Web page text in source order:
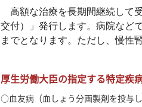
高額な治療を長期間継続して
交付）」発行します。病院など
までとなります。ただし、慢性
厚生労働大臣の指定する特定疾
○血友病（血しょう分画製剤を投与